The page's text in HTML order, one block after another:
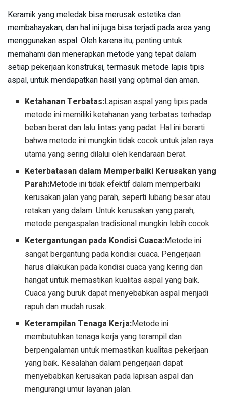
Keramik yang meledak bisa merusak estetika dan
membahayakan, dan hal ini juga bisa terjadi pada area yang
menggunakan aspal. Oleh karena itu, penting untuk
memahami dan menerapkan metode yang tepat dalam
setiap pekerjaan konstruksi, termasuk metode lapis tipis
aspal, untuk mendapatkan hasil yang optimal dan aman.
Ketahanan Terbatas:Lapisan aspal yang tipis pada
metode ini memiliki ketahanan yang terbatas terhadap
beban berat dan lalu lintas yang padat. Hal ini berarti
bahwa metode ini mungkin tidak cocok untuk jalan raya
utama yang sering dilalui oleh kendaraan berat.
Keterbatasan dalam Memperbaiki Kerusakan yang
Parah:Metode ini tidak efektif dalam memperbaiki
kerusakan jalan yang parah, seperti lubang besar atau
retakan yang dalam. Untuk kerusakan yang parah,
metode pengaspalan tradisional mungkin lebih cocok.
Ketergantungan pada Kondisi Cuaca:Metode ini
sangat bergantung pada kondisi cuaca. Pengerjaan
harus dilakukan pada kondisi cuaca yang kering dan
hangat untuk memastikan kualitas aspal yang baik.
Cuaca yang buruk dapat menyebabkan aspal menjadi
rapuh dan mudah rusak.
Keterampilan Tenaga Kerja:Metode ini
membutuhkan tenaga kerja yang terampil dan
berpengalaman untuk memastikan kualitas pekerjaan
yang baik. Kesalahan dalam pengerjaan dapat
menyebabkan kerusakan pada lapisan aspal dan
mengurangi umur layanan jalan.